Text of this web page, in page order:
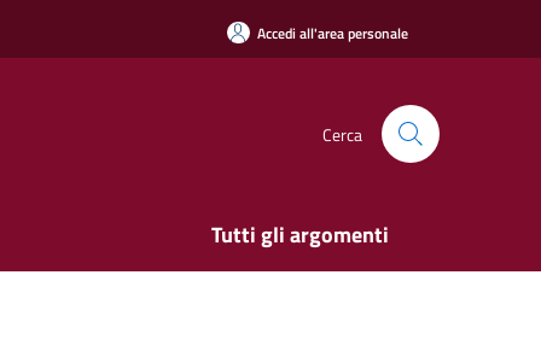
Accedi all'area personale
Cerca
Tutti gli argomenti